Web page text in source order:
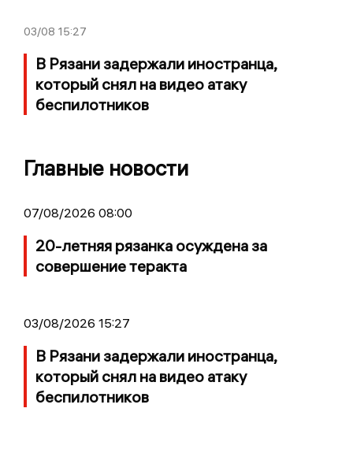
03/08 15:27
В Рязани задержали иностранца,
который снял на видео атаку
беспилотников
Главные новости
07/08/2026 08:00
20-летняя рязанка осуждена за
совершение теракта
03/08/2026 15:27
В Рязани задержали иностранца,
который снял на видео атаку
беспилотников